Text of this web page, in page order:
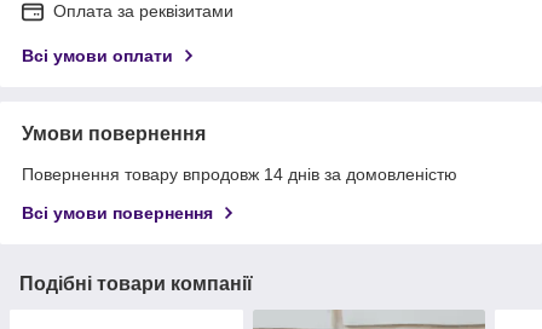
Оплата за реквізитами
Всі умови оплати
Умови повернення
Повернення товару впродовж 14 днів за домовленістю
Всі умови повернення
Подібні товари компанії